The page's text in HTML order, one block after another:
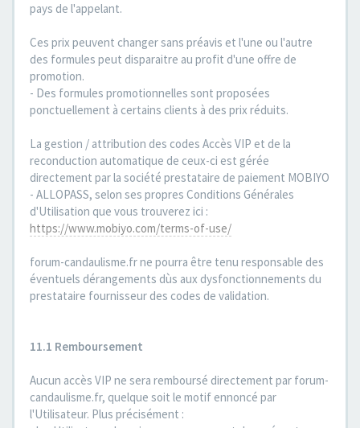
pays de l'appelant.
Ces prix peuvent changer sans préavis et l'une ou l'autre
des formules peut disparaitre au profit d'une offre de
promotion.
- Des formules promotionnelles sont proposées
ponctuellement à certains clients à des prix réduits.
La gestion / attribution des codes Accès VIP et de la
reconduction automatique de ceux-ci est gérée
directement par la société prestataire de paiement MOBIYO
- ALLOPASS, selon ses propres Conditions Générales
d'Utilisation que vous trouverez ici :
https://www.mobiyo.com/terms-of-use/
forum-candaulisme.fr ne pourra être tenu responsable des
éventuels dérangements dùs aux dysfonctionnements du
prestataire fournisseur des codes de validation.
11.1 Remboursement
Aucun accès VIP ne sera remboursé directement par forum-
candaulisme.fr, quelque soit le motif ennoncé par
l'Utilisateur. Plus précisément :